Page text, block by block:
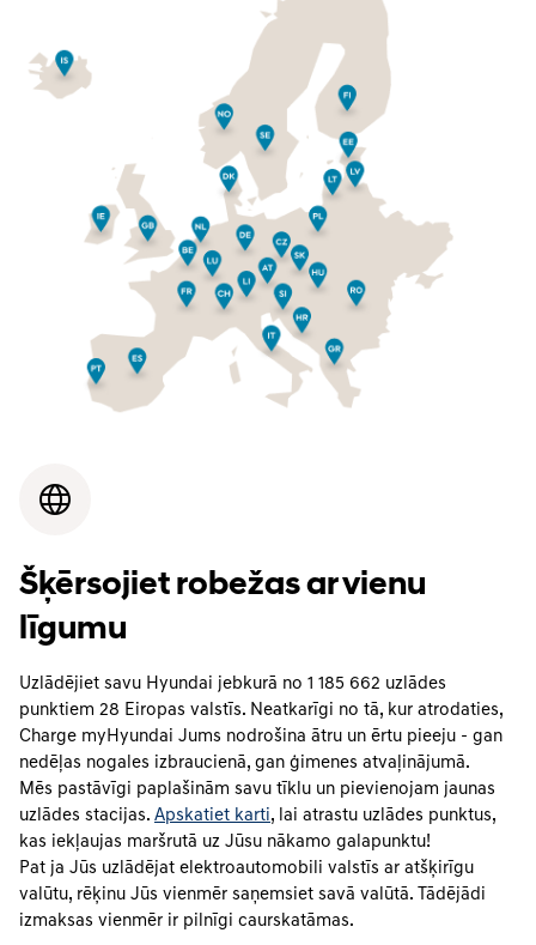
Šķērsojiet robežas ar vienu
līgumu
Uzlādējiet savu Hyundai jebkurā no 1 185 662 uzlādes
punktiem 28 Eiropas valstīs. Neatkarīgi no tā, kur atrodaties,
Charge myHyundai Jums nodrošina ātru un ērtu pieeju - gan
nedēļas nogales izbraucienā, gan ģimenes atvaļinājumā.
Mēs pastāvīgi paplašinām savu tīklu un pievienojam jaunas
uzlādes stacijas. Apskatiet karti, lai atrastu uzlādes punktus,
kas iekļaujas maršrutā uz Jūsu nākamo galapunktu!
Pat ja Jūs uzlādējat elektroautomobili valstīs ar atšķirīgu
valūtu, rēķinu Jūs vienmēr saņemsiet savā valūtā. Tādējādi
izmaksas vienmēr ir pilnīgi caurskatāmas.